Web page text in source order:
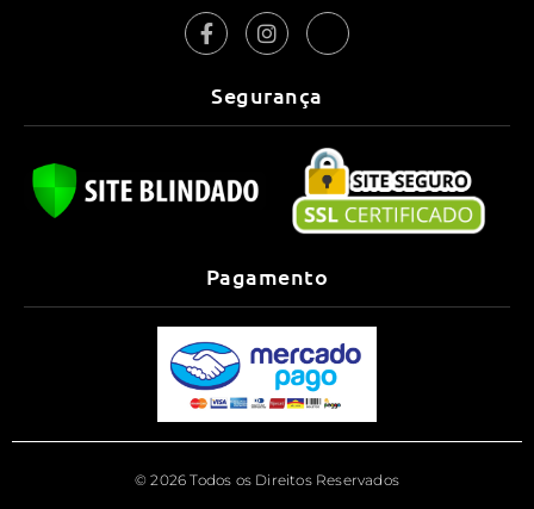
Segurança
Pagamento
© 2026 Todos os Direitos Reservados